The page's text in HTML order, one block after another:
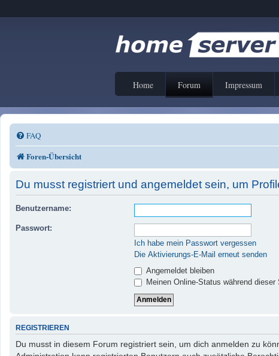
Home Forum Impressum
FAQ
Foren-Übersicht
Du musst registriert und angemeldet sein, um
Benutzername:
Passwort:
Ich habe mein Passwort vergessen
Die Aktivierungs-E-Mail erneut senden
Angemeldet bleiben
Meinen Online-Status während dieser
REGISTRIEREN
Du musst in diesem Forum registriert sein, um dich anmelden zu